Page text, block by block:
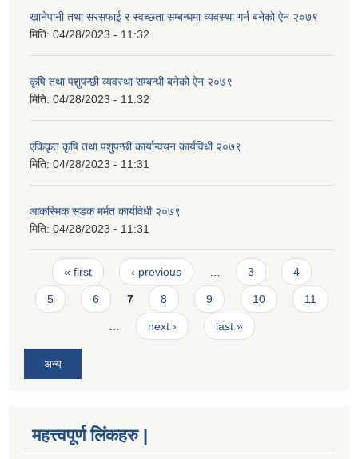
खानेपानी तथा सरसफाई र स्वच्छता सम्बन्धमा व्यवस्था गर्न बनेको ऐन २०७९
मिति: 04/28/2023 - 11:32
कृषि तथा पशुपन्छी व्यवस्था सम्बन्धी बनेको ऐन २०७९
मिति: 04/28/2023 - 11:32
एकिकृत कृषि तथा पशुपन्छी कार्यान्वयन कार्यविधी २०७९
मिति: 04/28/2023 - 11:31
आकस्मिक सडक मर्मत कार्यविधी २०७९
मिति: 04/28/2023 - 11:31
Pages
« first ‹ previous … 3 4
5 6 7 8 9 10 11
… next › last »
अन्य
महत्त्वपूर्ण लिंकहरु |